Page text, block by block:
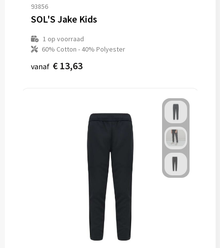
93856
SOL'S Jake Kids
1 op voorraad
60% Cotton - 40% Polyester
vanaf € 13,63